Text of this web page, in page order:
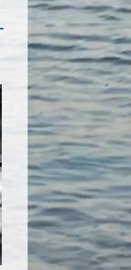
Nous sommes en 1993. De
Jean-Jacques Goldman, je ne
connais aucune chanson. Je
n’ai jamais écouté de variétés
françaises. Ce qui me causait
bien des soucis, à la petite
école, pendant la récré, quand
les filles me demandaient quel